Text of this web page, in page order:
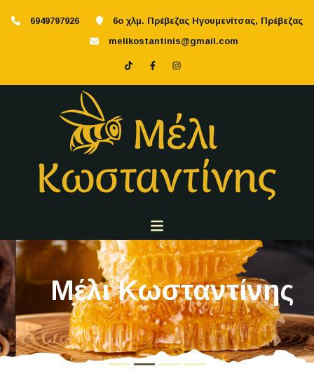
6949797926
6ο χλμ. Πρέβεζας Ηγουμενίτσας, Πρέβεζας
melikostantinis@gmail.com
Μέλι Κωσταντίνης